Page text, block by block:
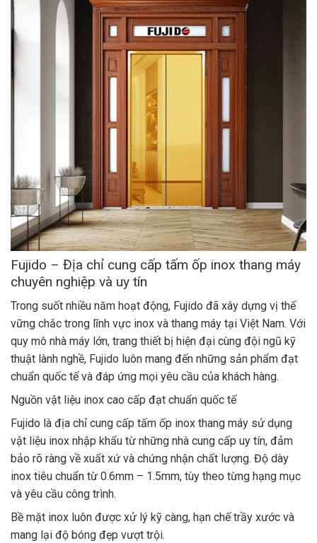
Fujido – Địa chỉ cung cấp tấm ốp inox thang máy
chuyên nghiệp và uy tín
Trong suốt nhiều năm hoạt động, Fujido đã xây dựng vị thế
vững chắc trong lĩnh vực inox và thang máy tại Việt Nam. Với
quy mô nhà máy lớn, trang thiết bị hiện đại cùng đội ngũ kỹ
thuật lành nghề, Fujido luôn mang đến những sản phẩm đạt
chuẩn quốc tế và đáp ứng mọi yêu cầu của khách hàng.
Nguồn vật liệu inox cao cấp đạt chuẩn quốc tế
Fujido là địa chỉ cung cấp tấm ốp inox thang máy sử dụng
vật liệu inox nhập khẩu từ những nhà cung cấp uy tín, đảm
bảo rõ ràng về xuất xứ và chứng nhận chất lượng. Độ dày
inox tiêu chuẩn từ 0.6mm – 1.5mm, tùy theo từng hạng mục
và yêu cầu công trình.
Bề mặt inox luôn được xử lý kỹ càng, hạn chế trầy xước và
mang lại độ bóng đẹp vượt trội.